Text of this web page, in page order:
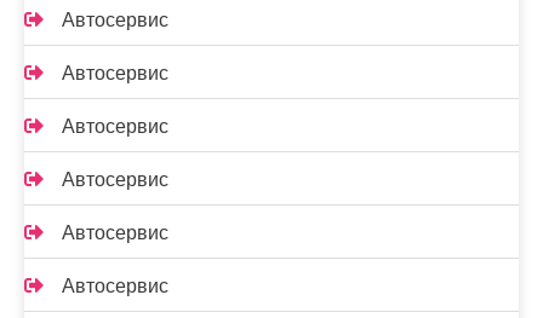
Автосервис
Автосервис
Автосервис
Автосервис
Автосервис
Автосервис